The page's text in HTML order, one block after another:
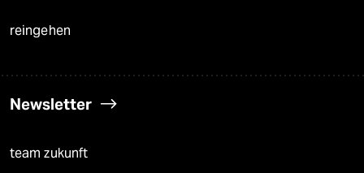
reingehen
Newsletter
team zukunft